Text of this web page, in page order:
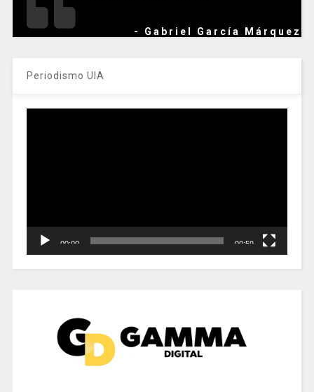
- Gabriel García Márquez
Periodismo UIA
00:00 00:59